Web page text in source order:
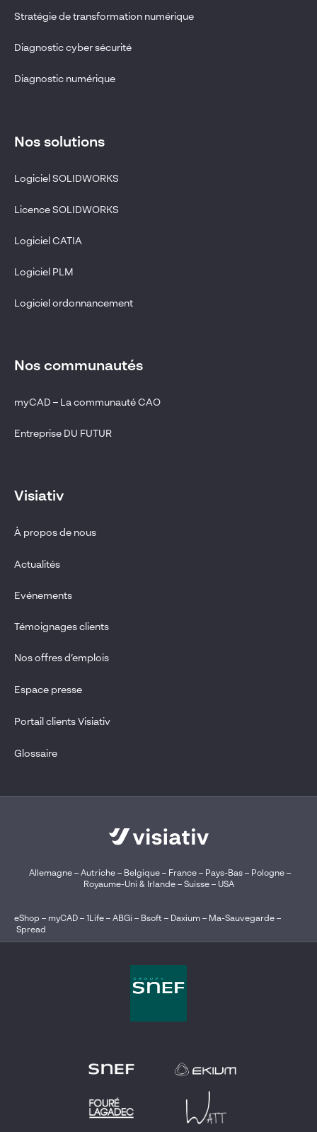
Stratégie de transformation numérique
Diagnostic cyber sécurité
Diagnostic numérique
Nos solutions
Logiciel SOLIDWORKS
Licence SOLIDWORKS
Logiciel CATIA
Logiciel PLM
Logiciel ordonnancement
Nos communautés
myCAD – La communauté CAO
Entreprise DU FUTUR
Visiativ
À propos de nous
Actualités
Evénements
Témoignages clients
Nos offres d’emplois
Espace presse
Portail clients Visiativ
Glossaire
Allemagne– Autriche– Belgique – France– Pays-Bas– Pologne–
Royaume-Uni & Irlande– Suisse– USA
eShop – myCAD – 1Life – ABGi – Bsoft – Daxium – Ma-Sauvegarde –
Spread